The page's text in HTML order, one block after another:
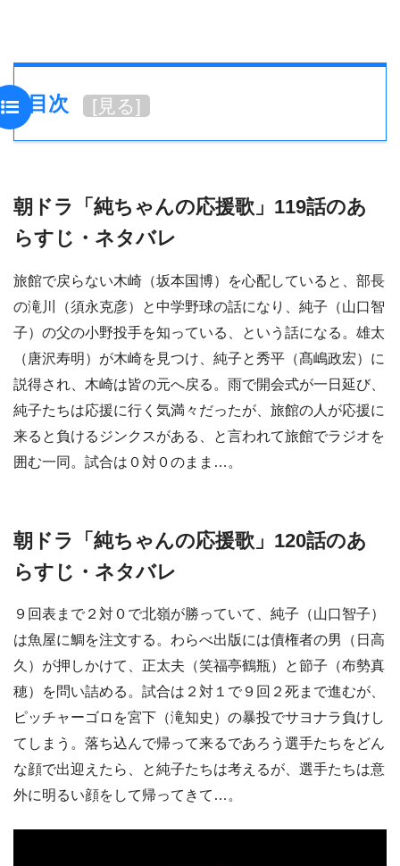
目次 [見る]
朝ドラ「純ちゃんの応援歌」119話のあ
らすじ・ネタバレ
旅館で戻らない木崎（坂本国博）を心配していると、部長
の滝川（須永克彦）と中学野球の話になり、純子（山口智
子）の父の小野投手を知っている、という話になる。雄太
（唐沢寿明）が木崎を見つけ、純子と秀平（髙嶋政宏）に
説得され、木崎は皆の元へ戻る。雨で開会式が一日延び、
純子たちは応援に行く気満々だったが、旅館の人が応援に
来ると負けるジンクスがある、と言われて旅館でラジオを
囲む一同。試合は０対０のまま…。
朝ドラ「純ちゃんの応援歌」120話のあ
らすじ・ネタバレ
９回表まで２対０で北嶺が勝っていて、純子（山口智子）
は魚屋に鯛を注文する。わらべ出版には債権者の男（日高
久）が押しかけて、正太夫（笑福亭鶴瓶）と節子（布勢真
穂）を問い詰める。試合は２対１で９回２死まで進むが、
ピッチャーゴロを宮下（滝知史）の暴投でサヨナラ負けし
てしまう。落ち込んで帰って来るであろう選手たちをどん
な顔で出迎えたら、と純子たちは考えるが、選手たちは意
外に明るい顔をして帰ってきて…。